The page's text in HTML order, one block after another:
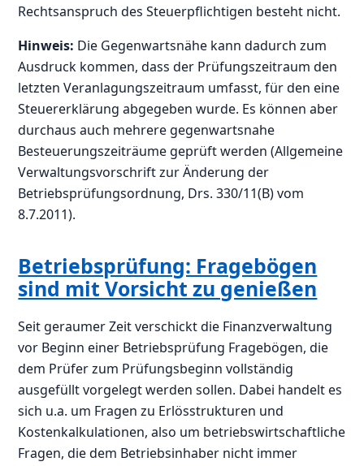
Rechtsanspruch des Steuerpflichtigen besteht nicht.
Hinweis: Die Gegenwartsnähe kann dadurch zum
Ausdruck kommen, dass der Prüfungszeitraum den
letzten Veranlagungszeitraum umfasst, für den eine
Steuererklärung abgegeben wurde. Es können aber
durchaus auch mehrere gegenwartsnahe
Besteuerungszeiträume geprüft werden (Allgemeine
Verwaltungsvorschrift zur Änderung der
Betriebsprüfungsordnung, Drs. 330/11(B) vom
8.7.2011).
Betriebsprüfung: Fragebögen
sind mit Vorsicht zu genießen
Seit geraumer Zeit verschickt die Finanzverwaltung
vor Beginn einer Betriebsprüfung Fragebögen, die
dem Prüfer zum Prüfungsbeginn vollständig
ausgefüllt vorgelegt werden sollen. Dabei handelt es
sich u.a. um Fragen zu Erlösstrukturen und
Kostenkalkulationen, also um betriebswirtschaftliche
Fragen, die dem Betriebsinhaber nicht immer